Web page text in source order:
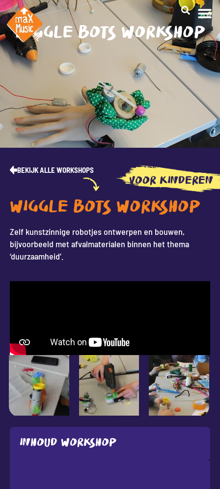
WIGGLE BOTS WORKSHOP
BEKIJK ALLE WORKSHOPS
VOOR KINDEREN
WIGGLE BOTS WORKSHOP
Zelf kunstzinnige robotjes ontwerpen en bouwen,
bijvoorbeeld met afvalmaterialen binnen het thema
‘duurzaamheid’.
Inhoud workshop